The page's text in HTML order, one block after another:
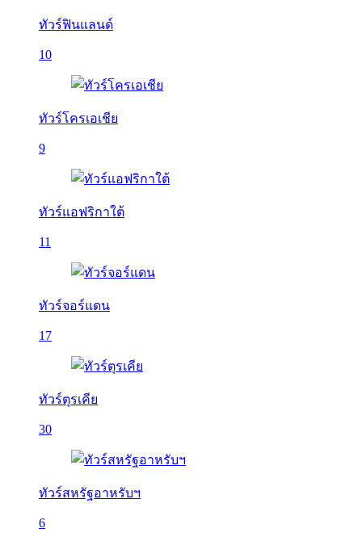
ทัวร์ฟินแลนด์
10
ทัวร์โครเอเชีย
9
ทัวร์แอฟริกาใต้
11
ทัวร์จอร์แดน
17
ทัวร์ตุรเคีย
30
ทัวร์สหรัฐอาหรับฯ
6